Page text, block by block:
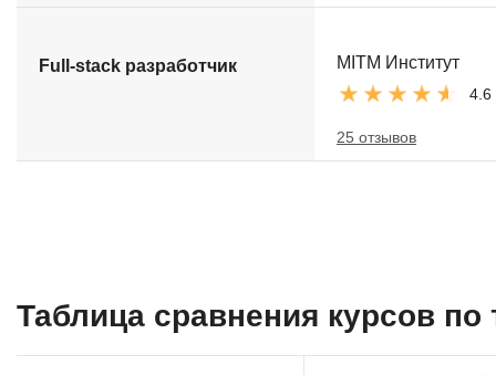
Full-stack разработчик MITM Институт
4.6
25 отзывов
Таблица сравнения курсов